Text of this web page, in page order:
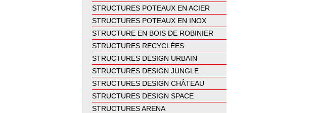
STRUCTURES POTEAUX EN ACIER
STRUCTURES POTEAUX EN INOX
STRUCTURE EN BOIS DE ROBINIER
STRUCTURES RECYCLÉES
STRUCTURES DESIGN URBAIN
STRUCTURES DESIGN JUNGLE
STRUCTURES DESIGN CHÂTEAU
STRUCTURES DESIGN SPACE
STRUCTURES ARENA